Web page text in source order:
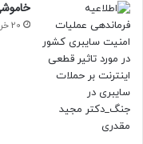
20 خرداد 1405